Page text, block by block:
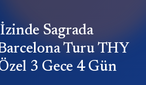
Sagrada
Turu THY
3 Gece 4 Gün